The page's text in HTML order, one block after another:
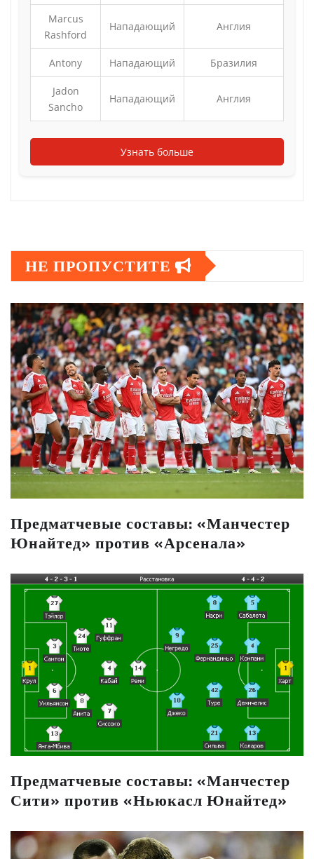
Marcus
Rashford
Нападающий Англия
Antony Нападающий Бразилия
Jadon
Sancho
Нападающий Англия
Узнать больше
НЕ ПРОПУСТИТЕ
Предматчевые составы: «Манчестер
Юнайтед» против «Арсенала»
Предматчевые составы: «Манчестер
Сити» против «Ньюкасл Юнайтед»